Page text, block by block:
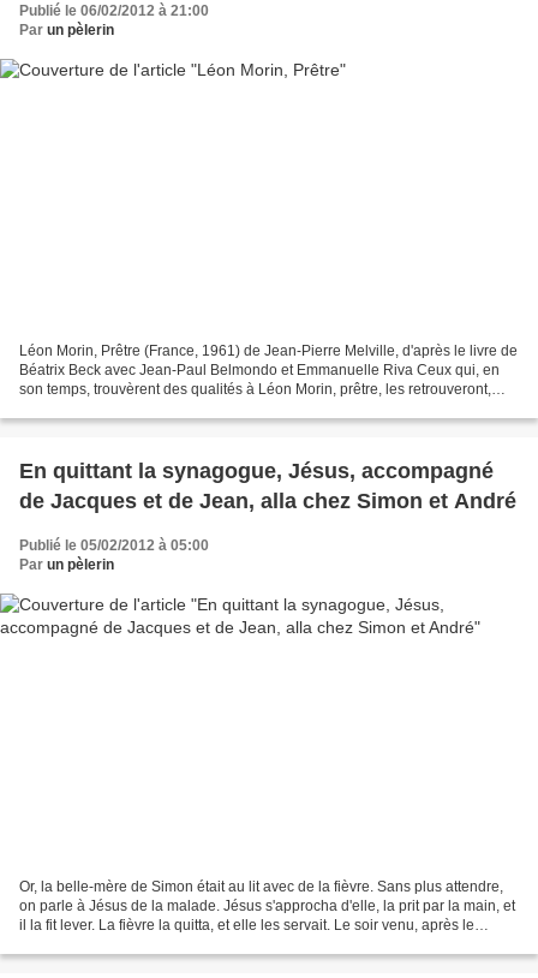
Publié le 06/02/2012 à 21:00
Par un pèlerin
Léon Morin, Prêtre (France, 1961) de Jean-Pierre Melville, d'après le livre de
Béatrix Beck avec Jean-Paul Belmondo et Emmanuelle Riva Ceux qui, en
son temps, trouvèrent des qualités à Léon Morin, prêtre, les retrouveront,
En quittant la synagogue, Jésus, accompagné
de Jacques et de Jean, alla chez Simon et André
Publié le 05/02/2012 à 05:00
Par un pèlerin
Or, la belle-mère de Simon était au lit avec de la fièvre. Sans plus attendre,
on parle à Jésus de la malade. Jésus s'approcha d'elle, la prit par la main, et
il la fit lever. La fièvre la quitta, et elle les servait. Le soir venu, après le